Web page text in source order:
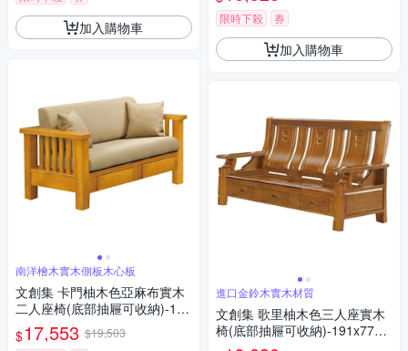
加入購物車
南洋檜木實木側板木心板
文創集 卡門柚木色亞麻布實木
二人座椅(底部抽屜可收納)-144
x80x85cm免組
$17,553 $19,503
限時下殺
券
加入購物車
進口金鈴木實木材質
文創集 歌里柚木色三人座實木
椅(底部抽屜可收納)-191x77x1
02cm免組